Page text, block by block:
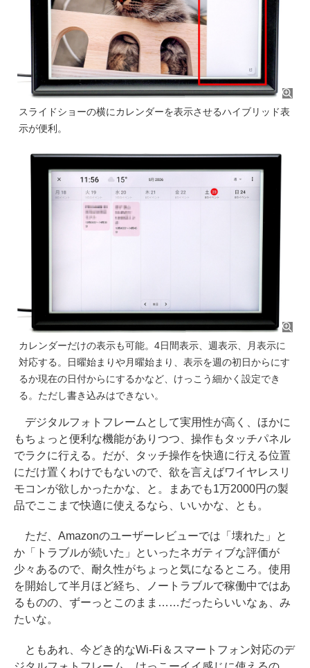
スライドショーの横にカレンダーを表示させるハイブリッド表
示が便利。
カレンダーだけの表示も可能。4日間表示、週表示、月表示に
対応する。日曜始まりや月曜始まり、表示を週の初日からにす
るか現在の日付からにするかなど、けっこう細かく設定でき
る。ただし書き込みはできない。
デジタルフォトフレームとして実用性が高く、ほかに
もちょっと便利な機能がありつつ、操作もタッチパネル
でラクに行える。だが、タッチ操作を快適に行える位置
にだけ置くわけでもないので、欲を言えばワイヤレスリ
モコンが欲しかったかな、と。まあでも1万2000円の製
品でここまで快適に使えるなら、いいかな、とも。
ただ、Amazonのユーザーレビューでは「壊れた」と
か「トラブルが続いた」といったネガティブな評価が
少々あるので、耐久性がちょっと気になるところ。使用
を開始して半月ほど経ち、ノートラブルで稼働中ではあ
るものの、ずーっとこのまま……だったらいいなぁ、み
たいな。
ともあれ、今どき的なWi-Fi＆スマートフォン対応のデ